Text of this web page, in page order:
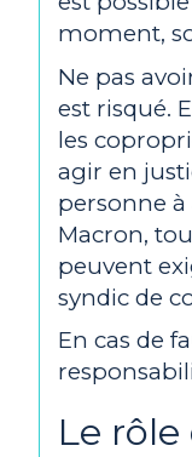
moment,
Ne pas
est risqué.
les
agir en
personne
Macron,
peuvent
syndic de
En cas de
Le